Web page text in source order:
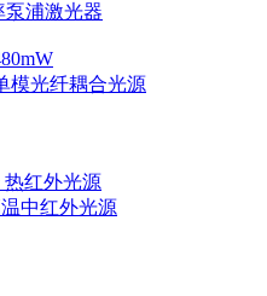
泵浦激光器
模光纤耦合光源
热红外光源
中红外光源